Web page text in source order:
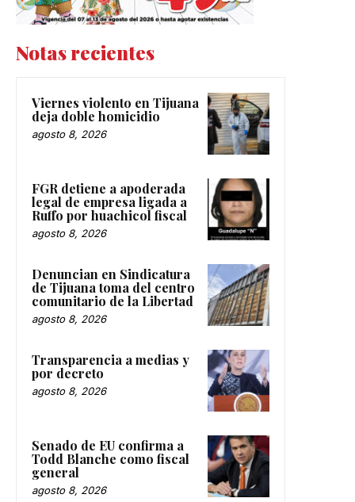
Notas recientes
Viernes violento en Tijuana
deja doble homicidio
agosto 8, 2026
FGR detiene a apoderada
legal de empresa ligada a
Ruffo por huachicol fiscal
agosto 8, 2026
Denuncian en Sindicatura
de Tijuana toma del centro
comunitario de la Libertad
agosto 8, 2026
Transparencia a medias y
por decreto
agosto 8, 2026
Senado de EU confirma a
Todd Blanche como fiscal
general
agosto 8, 2026